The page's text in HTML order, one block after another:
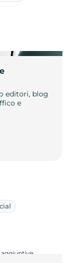
editori, blog
e